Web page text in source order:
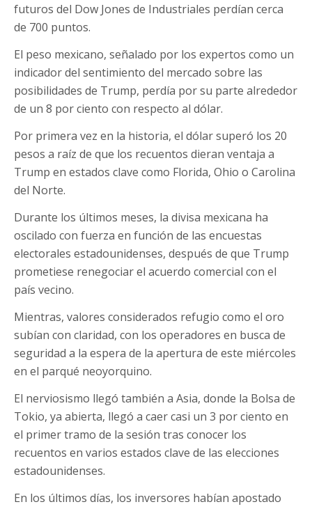
futuros del Dow Jones de Industriales perdían cerca
de 700 puntos.
El peso mexicano, señalado por los expertos como un
indicador del sentimiento del mercado sobre las
posibilidades de Trump, perdía por su parte alrededor
de un 8 por ciento con respecto al dólar.
Por primera vez en la historia, el dólar superó los 20
pesos a raíz de que los recuentos dieran ventaja a
Trump en estados clave como Florida, Ohio o Carolina
del Norte.
Durante los últimos meses, la divisa mexicana ha
oscilado con fuerza en función de las encuestas
electorales estadounidenses, después de que Trump
prometiese renegociar el acuerdo comercial con el
país vecino.
Mientras, valores considerados refugio como el oro
subían con claridad, con los operadores en busca de
seguridad a la espera de la apertura de este miércoles
en el parqué neoyorquino.
El nerviosismo llegó también a Asia, donde la Bolsa de
Tokio, ya abierta, llegó a caer casi un 3 por ciento en
el primer tramo de la sesión tras conocer los
recuentos en varios estados clave de las elecciones
estadounidenses.
En los últimos días, los inversores habían apostado